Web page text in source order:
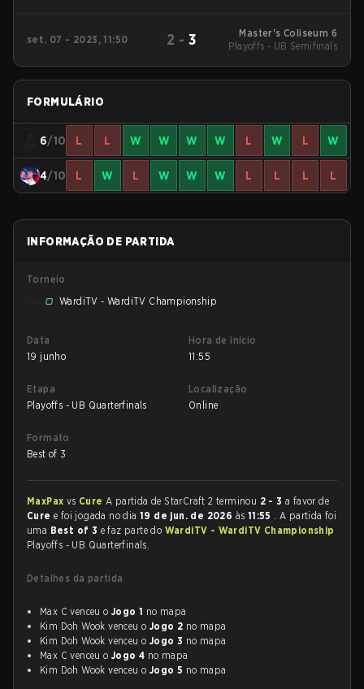
set. 07 - 2023, 11:50 2 -3
Master's Coliseum 6
Playoffs - UB Semifinals
FORMULÁRIO
6/10 L L W W W W L W L W
4/10 L W L W W W L L L L
INFORMAÇÃO DE PARTIDA
Torneio
WardiTV - WardiTV Championship
Data
19 junho
Hora de início
11:55
Etapa
Playoffs - UB Quarterfinals
Localização
Online
Formato
Best of 3
MaxPax vs CureA partida de StarCraft 2 terminou 2 - 3 a favor de
Cure e foi jogada no dia 19 de jun. de 2026 às 11:55 . A partida foi
uma Best of 3 e faz parte do WardiTV - WardiTV Championship
Playoffs - UB Quarterfinals.
Detalhes da partida
Max C venceu o Jogo 1 no mapa
Kim Doh Wook venceu o Jogo 2 no mapa
Kim Doh Wook venceu o Jogo 3 no mapa
Max C venceu o Jogo 4 no mapa
Kim Doh Wook venceu o Jogo 5 no mapa